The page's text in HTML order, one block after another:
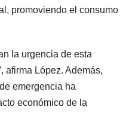
promoviendo el consumo
la urgencia de esta
afirma López. Además,
emergencia ha
económico de la